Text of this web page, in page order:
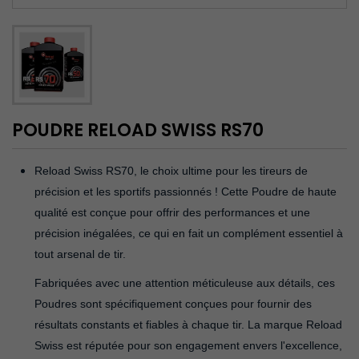
POUDRE RELOAD SWISS RS70
Reload Swiss RS70, le choix ultime pour les tireurs de
précision et les sportifs passionnés ! Cette Poudre de haute
qualité est conçue pour offrir des performances et une
précision inégalées, ce qui en fait un complément essentiel à
tout arsenal de tir.
Fabriquées avec une attention méticuleuse aux détails, ces
Poudres sont spécifiquement conçues pour fournir des
résultats constants et fiables à chaque tir. La marque Reload
Swiss est réputée pour son engagement envers l'excellence,